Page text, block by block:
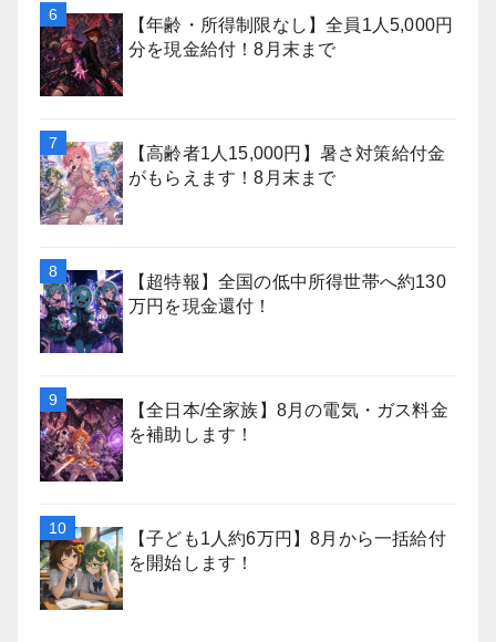
【年齢・所得制限なし】全員1人5,000円
分を現金給付！8月末まで
【高齢者1人15,000円】暑さ対策給付金
がもらえます！8月末まで
【超特報】全国の低中所得世帯へ約130
万円を現金還付！
【全日本/全家族】8月の電気・ガス料金
を補助します！
【子ども1人約6万円】8月から一括給付
を開始します！